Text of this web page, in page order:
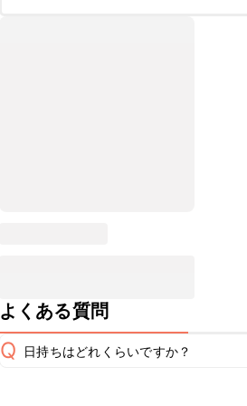
よくある質問
Q 日持ちはどれくらいですか？